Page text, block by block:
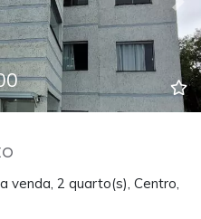
Next
venda, 2 quarto(s), Centro,